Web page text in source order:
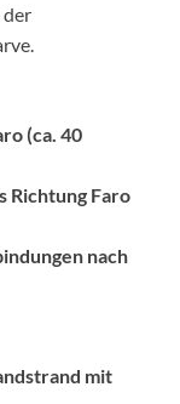
der
(ca. 40
Richtung Faro
nach
mit